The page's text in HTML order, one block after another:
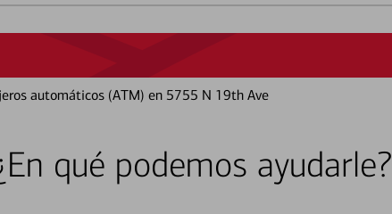
automáticos (ATM) en 5755 N 19th Ave
qué podemos ayudarle?